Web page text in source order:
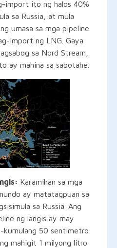
import ito ng halos 40%
sa Russia, at mula
umasa sa mga pipeline
import ng LNG. Gaya
sa Nord Stream,
ay mahina sa sabotahe.
Karamihan sa mga
ay matatagpuan sa
sa Russia. Ang
ng langis ay may
50 sentimetro
mahigit 1 milyong litro